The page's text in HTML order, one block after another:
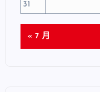
31
« 7 月